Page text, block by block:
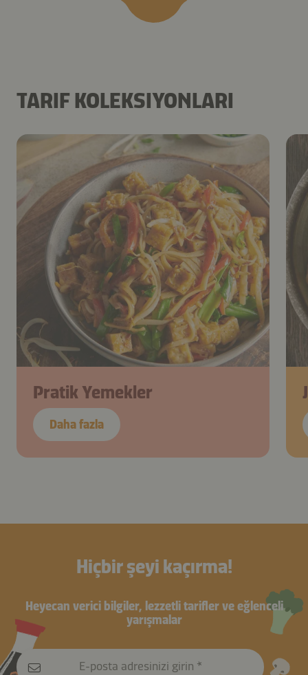
TARIF KOLEKSIYONLARI
Pratik Yemekler
Daha fazla
Hiçbir şeyi kaçırma!
Heyecan verici bilgiler, lezzetli tarifler ve eğlenceli
yarışmalar
E-posta adresinizi girin